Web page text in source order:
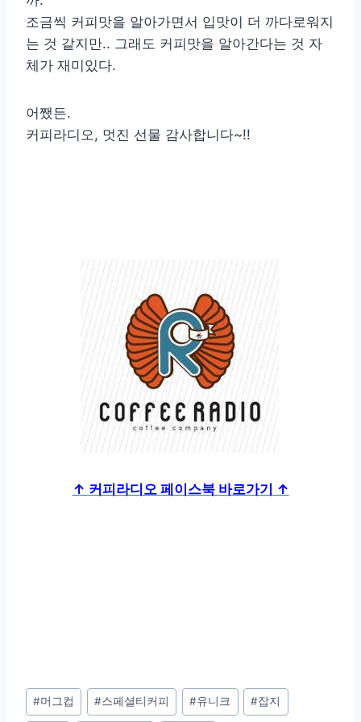
조금씩 커피맛을 알아가면서 입맛이 더 까다로워지
는 것 같지만.. 그래도 커피맛을 알아간다는 것 자
체가 재미있다.
어쨌든.
커피라디오, 멋진 선물 감사합니다~!!
↑ 커피라디오 페이스북 바로가기 ↑
Post
Tags:
#머그컵 #스페셜티커피 #유니크 #잡지